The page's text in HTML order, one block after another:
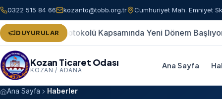
0322 515 84 66 kozanto@tobb.org.tr Cumhuriyet Mah. Emniyet
DUYURULAR
Protokolü Kapsamında Yeni Dönem Başlıyor TOBB
Kozan Ticaret Odası
KOZAN / ADANA
Ana Sayfa
Ana Sayfa Haberler